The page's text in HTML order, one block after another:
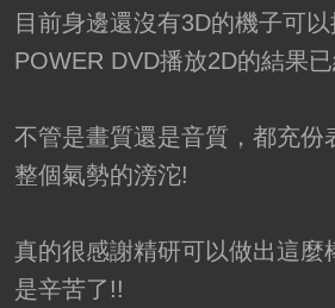
目前身邊還沒有3D的機子可
POWER DVD播放2D的結果
不管是畫質還是音質，都充份
整個氣勢的滂沱!
真的很感謝精研可以做出這麼
是辛苦了!!